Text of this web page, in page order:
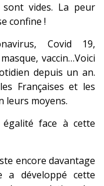
vides. La peur
confine !
Covid 19,
vaccin…Voici
depuis un an.
Françaises et les
leurs moyens.
face à cette
encore davantage
a développé cette